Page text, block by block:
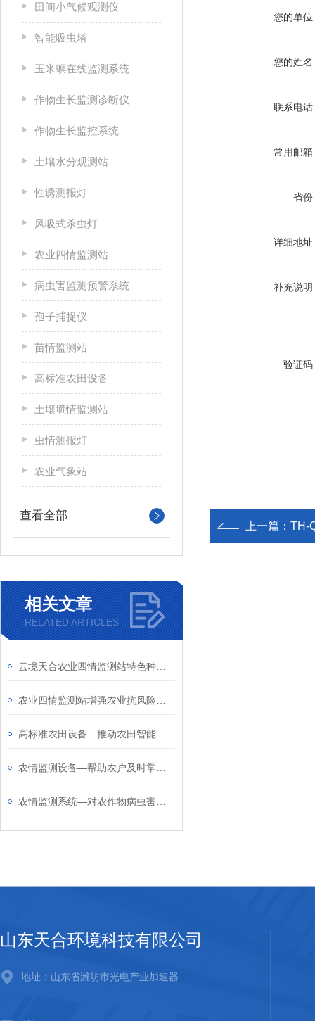
田间小气候观测仪
智能吸虫塔
玉米螟在线监测系统
作物生长监测诊断仪
作物生长监控系统
土壤水分观测站
性诱测报灯
风吸式杀虫灯
农业四情监测站
病虫害监测预警系统
孢子捕捉仪
苗情监测站
高标准农田设备
土壤墒情监测站
虫情测报灯
农业气象站
查看全部
相关文章
RELATED ARTICLES
您的单位
您的姓名
联系电话
常用邮箱
省份
详细地址
补充说明
验证码
上一篇： TH-
山东天合环境科技有限公司
地址：山东省潍坊市光电产业加速器